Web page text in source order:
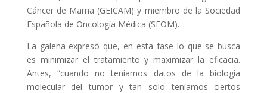
Cáncer de Mama (GEICAM) y miembro de la Sociedad
Española de Oncología Médica (SEOM).
La galena expresó que, en esta fase lo que se busca
es minimizar el tratamiento y maximizar la eficacia.
Antes, “cuando no teníamos datos de la biología
molecular del tumor y tan solo teníamos ciertos